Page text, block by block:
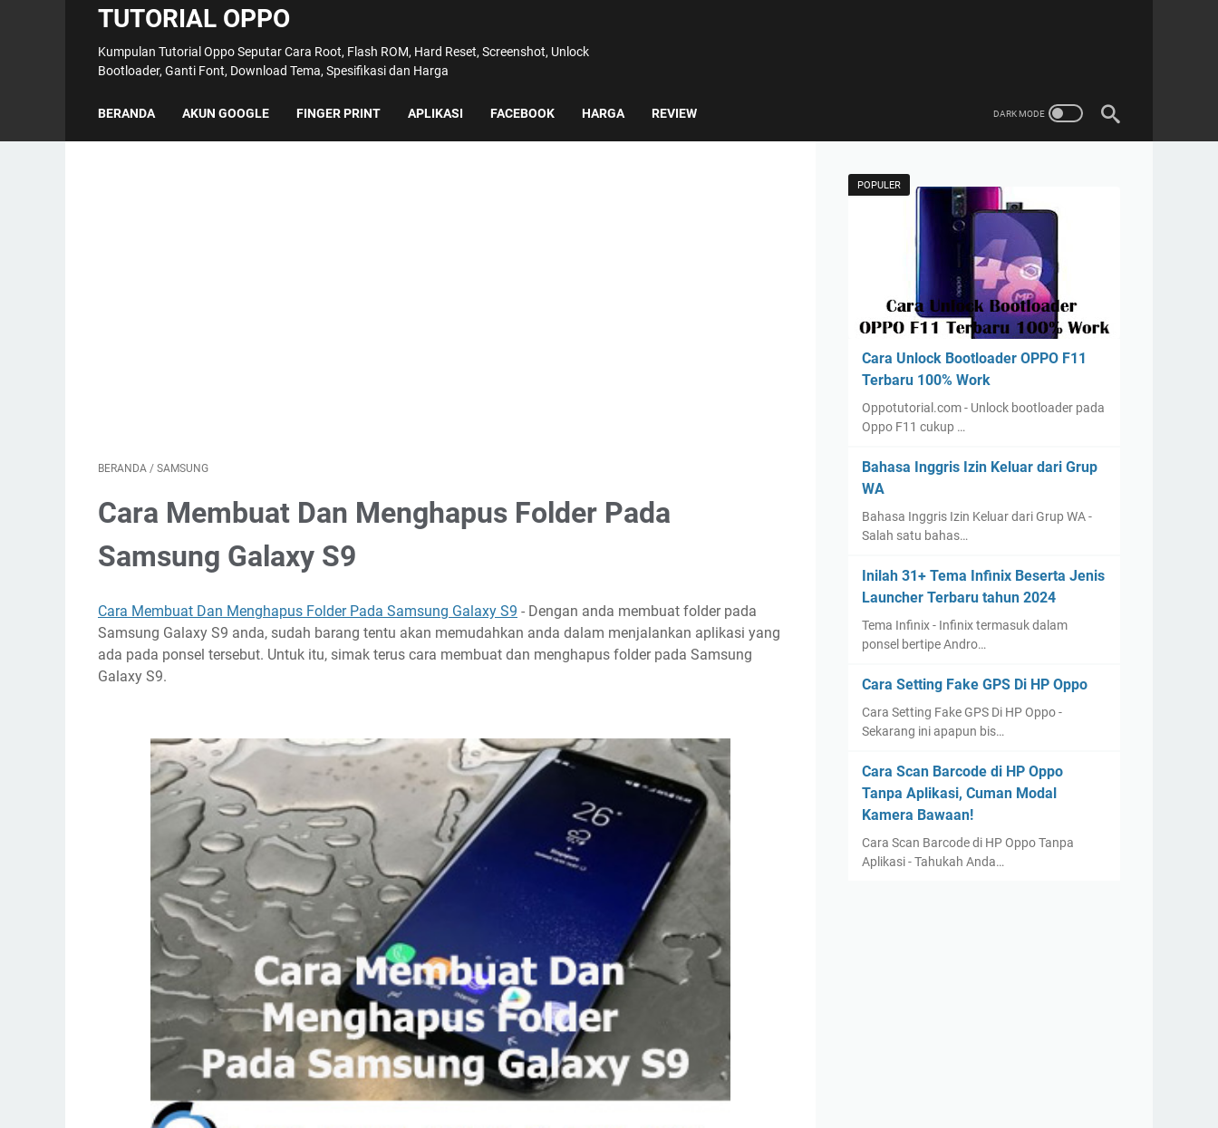
TUTORIAL OPPO
Kumpulan Tutorial Oppo Seputar Cara Root, Flash ROM, Hard Reset, Screenshot, Unlock
Bootloader, Ganti Font, Download Tema, Spesifikasi dan Harga
BERANDA AKUN GOOGLE FINGER PRINT APLIKASI FACEBOOK HARGA REVIEW
BERANDA / SAMSUNG
Cara Membuat Dan Menghapus Folder Pada
Samsung Galaxy S9
Cara Membuat Dan Menghapus Folder Pada Samsung Galaxy S9 - Dengan anda membuat folder pada
Samsung Galaxy S9 anda, sudah barang tentu akan memudahkan anda dalam menjalankan aplikasi yang
ada pada ponsel tersebut. Untuk itu, simak terus cara membuat dan menghapus folder pada Samsung
Galaxy S9.
POPULER
Cara Unlock Bootloader OPPO F11
Terbaru 100% Work
Oppotutorial.com - Unlock bootloader pada
Oppo F11 cukup …
Bahasa Inggris Izin Keluar dari Grup
WA
Bahasa Inggris Izin Keluar dari Grup WA -
Salah satu bahas…
Inilah 31+ Tema Infinix Beserta Jenis
Launcher Terbaru tahun 2024
Tema Infinix - Infinix termasuk dalam
ponsel bertipe Andro…
Cara Setting Fake GPS Di HP Oppo
Cara Setting Fake GPS Di HP Oppo -
Sekarang ini apapun bis…
Cara Scan Barcode di HP Oppo
Tanpa Aplikasi, Cuman Modal
Kamera Bawaan!
Cara Scan Barcode di HP Oppo Tanpa
Aplikasi - Tahukah Anda…